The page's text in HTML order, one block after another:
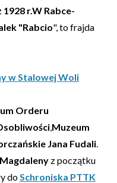
r.W Rabce-
"Rabcio", to frajda
w Stalowej Woli
Orderu
,Muzeum
Jana Fudali.
z początku
doSchroniska PTTK